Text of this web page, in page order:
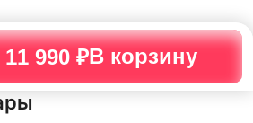
11 990 ₽В корзину